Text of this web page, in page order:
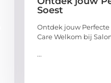
Soest
Ontdek jouw Perfecte
Care Welkom bij
...